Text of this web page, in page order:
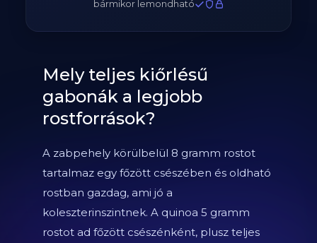
bármikor lemondható
Mely teljes kiőrlésű
gabonák a legjobb
rostforrások?
A zabpehely körülbelül 8 gramm rostot
tartalmaz egy főzött csészében és oldható
rostban gazdag, ami jó a
koleszterinszintnek. A quinoa 5 gramm
rostot ad főzött csészénként, plusz teljes